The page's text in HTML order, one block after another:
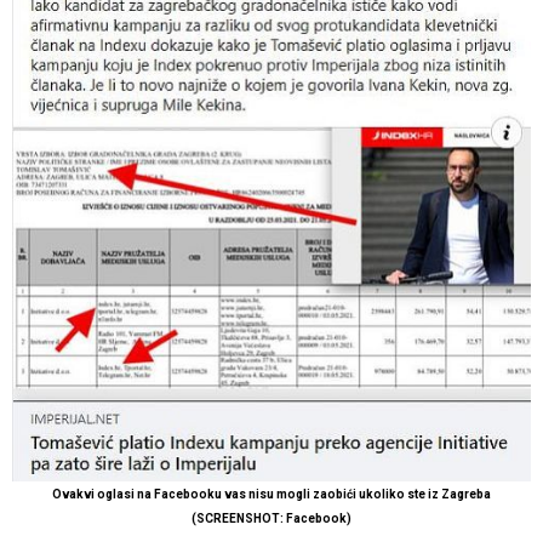
Ovakvi oglasi na Facebooku vas nisu mogli zaobići ukoliko ste iz Zagreba
(SCREENSHOT: Facebook)